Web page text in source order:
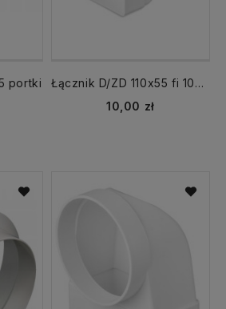
portki
Łącznik D/ZD 110x55 fi 100 mm przekrojów zmiennych
10,00 zł